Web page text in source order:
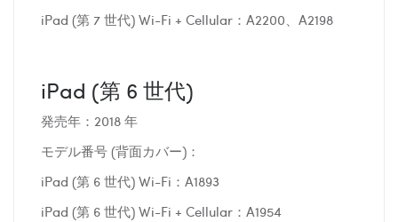
iPad (第 7 世代) Wi-Fi + Cellular：A2200、A2198
iPad (第 6 世代)
発売年：2018 年
モデル番号 (背面カバー)：
iPad (第 6 世代) Wi-Fi：A1893
iPad (第 6 世代) Wi-Fi + Cellular：A1954